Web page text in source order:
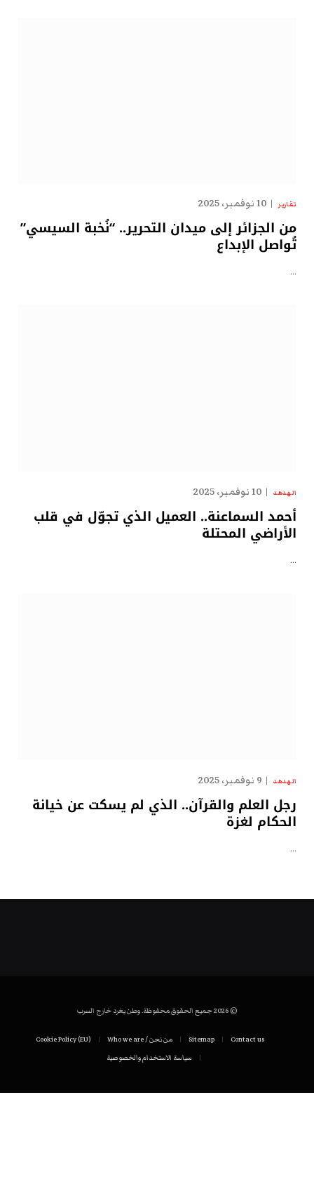
تقارير 10 نوفمبر، 2025
من الجزائر إلى ميدان التحرير.. “نُخبة السيسي”
تُواصل الإبداع
…
الهدهد 10 نوفمبر، 2025
أحمد السماعنة.. العميل الذي تجوّل في قلب
الأراضي المحتلة
…
الهدهد 9 نوفمبر، 2025
رجل العلم والقرآن.. الذي لم يسكت عن خيانة
الحكام لغزة
…
© 2026 جميع الحقوق محفوظة. وطن يغرد خارج السرب
Contact us
Sitemap من نحن / Who we are
Cookie Policy (EU)
سياسة الاستخدام والخصوصية